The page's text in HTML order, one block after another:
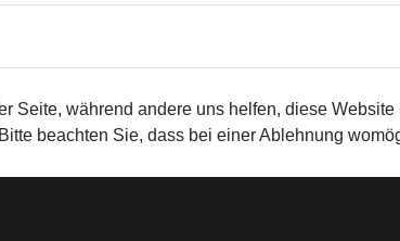
während andere uns helfen, diese
beachten Sie, dass bei einer Ablehnung